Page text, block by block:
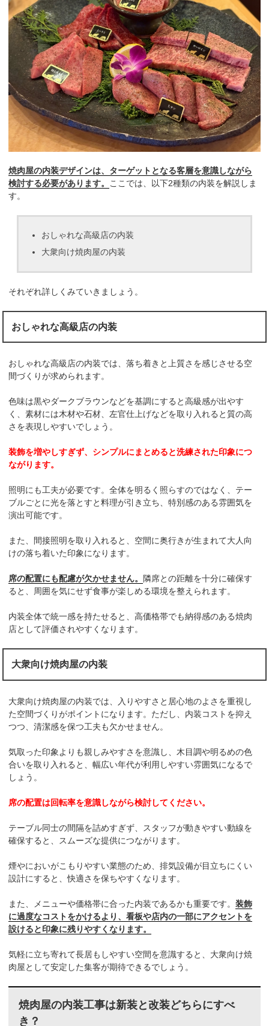
焼肉屋の内装デザインは、ターゲットとなる客層を意識しながら
検討する必要があります。 ここでは、以下2種類の内装を解説しま
す。
おしゃれな高級店の内装
大衆向け焼肉屋の内装
それぞれ詳しくみていきましょう。
おしゃれな高級店の内装
おしゃれな高級店の内装では、落ち着きと上質さを感じさせる空
間づくりが求められます。
色味は黒やダークブラウンなどを基調にすると高級感が出やす
く、素材には木材や石材、左官仕上げなどを取り入れると質の高
さを表現しやすいでしょう。
装飾を増やしすぎず、シンプルにまとめると洗練された印象につ
ながります。
照明にも工夫が必要です。全体を明るく照らすのではなく、テー
ブルごとに光を落とすと料理が引き立ち、特別感のある雰囲気を
演出可能です。
また、間接照明を取り入れると、空間に奥行きが生まれて大人向
けの落ち着いた印象になります。
席の配置にも配慮が欠かせません。 隣席との距離を十分に確保す
ると、周囲を気にせず食事が楽しめる環境を整えられます。
内装全体で統一感を持たせると、高価格帯でも納得感のある焼肉
店として評価されやすくなります。
大衆向け焼肉屋の内装
大衆向け焼肉屋の内装では、入りやすさと居心地のよさを重視し
た空間づくりがポイントになります。ただし、内装コストを抑え
つつ、清潔感を保つ工夫も欠かせません。
気取った印象よりも親しみやすさを意識し、木目調や明るめの色
合いを取り入れると、幅広い年代が利用しやすい雰囲気になるで
しょう。
席の配置は回転率を意識しながら検討してください。
テーブル同士の間隔を詰めすぎず、スタッフが動きやすい動線を
確保すると、スムーズな提供につながります。
煙やにおいがこもりやすい業態のため、排気設備が目立ちにくい
設計にすると、快適さを保ちやすくなります。
また、メニューや価格帯に合った内装であるかも重要です。装飾
に過度なコストをかけるより、看板や店内の一部にアクセントを
設けると印象に残りやすくなります。
気軽に立ち寄れて長居もしやすい空間を意識すると、大衆向け焼
肉屋として安定した集客が期待できるでしょう。
焼肉屋の内装工事は新装と改装どちらにすべ
き？